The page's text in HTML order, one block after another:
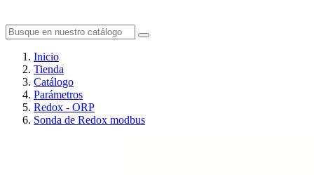
Inicio
Tienda
Catálogo
Parámetros
Redox - ORP
Sonda de Redox modbus